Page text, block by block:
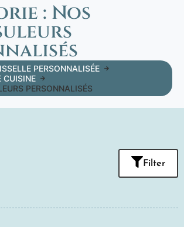
: Nos
PERSONNALISÉE
CUISINE
PERSONNALISÉS
Filter